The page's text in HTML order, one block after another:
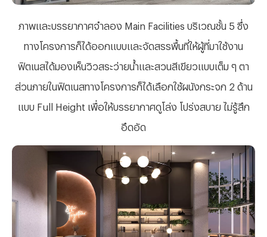
ภาพและบรรยากาศจำลอง Main Facilities บริเวณชั้น 5 ซึ่ง
ทางโครงการก็ได้ออกแบบและจัดสรรพื้นที่ให้ผู้ที่มาใช้งาน
ฟิตเนสได้มองเห็นวิวสระว่ายน้ำและสวนสีเขียวแบบเต็ม ๆ ตา
ส่วนภายในฟิตเนสทางโครงการก็ได้เลือกใช้ผนังกระจก 2 ด้าน
แบบ Full Height เพื่อให้บรรยากาศดูโล่ง โปร่งสบาย ไม่รู้สึก
อึดอัด